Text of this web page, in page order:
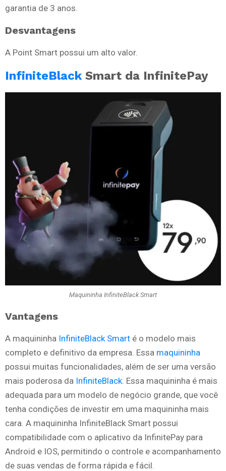
garantia de 3 anos.
Desvantagens
A Point Smart possui um alto valor.
InfiniteBlackSmart da InfinitePay
Maquininha InfiniteBlack Smart
Vantagens
A maquininha InfiniteBlack Smart é o modelo mais
completo e definitivo da empresa. Essa maquininha
possui muitas funcionalidades, além de ser uma versão
mais poderosa da InfiniteBlack . Essa maquininha é mais
adequada para um modelo de negócio grande, que você
tenha condições de investir em uma maquininha mais
cara. A maquininha InfiniteBlack Smart possui
compatibilidade com o aplicativo da InfinitePay para
Android e IOS, permitindo o controle e acompanhamento
de suas vendas de forma rápida e fácil.